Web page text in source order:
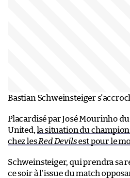
Bastian Schweinsteiger
Placardisé par José Mourinho
United, la situation du
chez lesRed Devilsest pour le
Schweinsteiger, qui prendra sa
ce soir à l’issue du match